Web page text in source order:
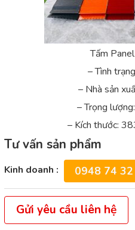
Tấm
– Tình
– Nhà sản
– Trọng
– Kích thước:
Tư vấn sản phẩm
Kinh doanh : 0948 74
Gửi yêu cầu liên hệ